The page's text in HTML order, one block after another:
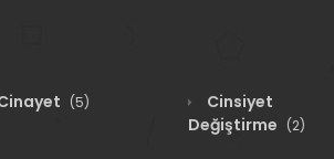
(5)
Cinsiyet
Değiştirme (2)